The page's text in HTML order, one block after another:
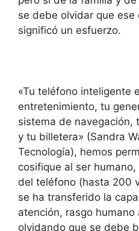
se debe olvidar que ese
significó un esfuerzo.
«Tu teléfono inteligente
entretenimiento, tu
sistema de navegación,
y tu billetera» (Sandra
Tecnología), hemos
cosifique al ser
del teléfono (hasta 200
se ha transferido la
atención, rasgo
olvidando que se debe